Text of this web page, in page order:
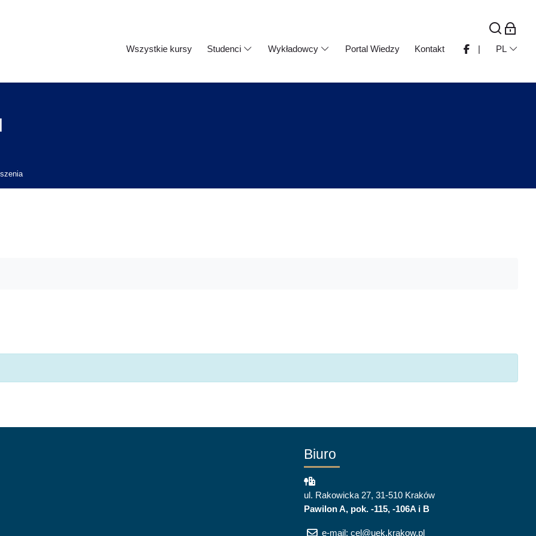
Wszystkie kursy Studenci Wykładowcy Portal Wiedzy Kontakt | PL
Biuro
ul. Rakowicka 27, 31-510 Kraków
Pawilon A, pok. -115, -106A i B
e-mail: cel@uek.krakow.pl